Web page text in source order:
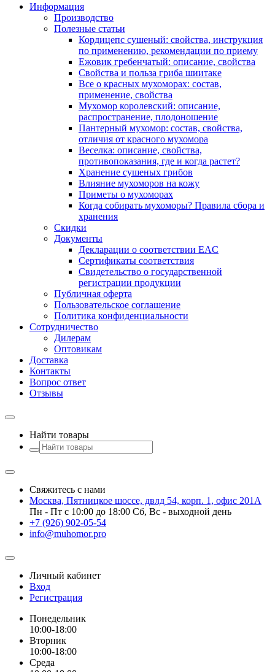
Информация
Производство
Полезные статьи
Кордицепс сушеный: свойства, инструкция
по применению, рекомендации по приему
Ежовик гребенчатый: описание, свойства
Свойства и польза гриба шиитаке
Все о красных мухоморах: состав,
применение, свойства
Мухомор королевский: описание,
распространение, плодоношение
Пантерный мухомор: состав, свойства,
отличия от красного мухомора
Веселка: описание, свойства,
противопоказания, где и когда растет?
Хранение сушеных грибов
Влияние мухоморов на кожу
Приметы о мухоморах
Когда собирать мухоморы? Правила сбора и
хранения
Скидки
Документы
Декларации о соответствии EAC
Сертификаты соответствия
Свидетельство о государственной
регистрации продукции
Публичная оферта
Пользовательское соглашение
Политика конфиденциальности
Сотрудничество
Дилерам
Оптовикам
Доставка
Контакты
Вопрос ответ
Отзывы
Найти товары
Свяжитесь с нами
Москва, Пятницкое шоссе, двлд 54, корп. 1, офис 201А
Пн - Пт с 10:00 до 18:00 Сб, Вс - выходной день
+7 (926) 902-05-54
info@muhomor.pro
Личный кабинет
Вход
Регистрация
Понедельник
10:00-18:00
Вторник
10:00-18:00
Среда